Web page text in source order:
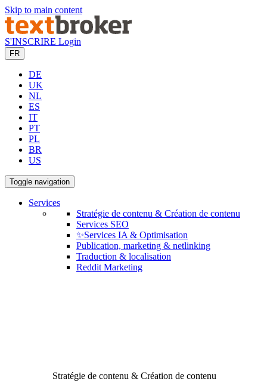
Skip to main content
S'INSCRIRE Login
FR
DE
UK
NL
ES
IT
PT
PL
BR
US
Toggle navigation
Services
Stratégie de contenu & Création de contenu
Services SEO
✨Services IA & Optimisation
Publication, marketing & netlinking
Traduction & localisation
Reddit Marketing
Stratégie de contenu & Création de contenu